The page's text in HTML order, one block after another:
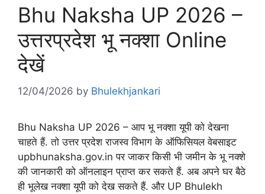
Bhu Naksha UP 2026 –
उत्तरप्रदेश भू नक्शा Online
देखें
12/04/2026 by Bhulekhjankari
Bhu Naksha UP 2026 – आप भू नक्शा यूपी को देखना
चाहते हैं. तो उत्तर प्रदेश राजस्व विभाग के ऑफिसियल वेबसाइट
upbhunaksha.gov.in पर जाकर किसी भी जमीन के भू नक्शे
की जानकारी को ऑनलाइन प्राप्त कर सकते हैं. अब अपने घर बैठे
ही भूलेख नक्शा यूपी को देख सकते हैं. और UP Bhulekh